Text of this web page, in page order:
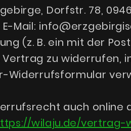
Dorfstr. 78,
E-Mail:
(z. B. ein mit der
Vertrag zu widerrufen,
Widerrufsformular
auch
wilaju.de/vertrag-